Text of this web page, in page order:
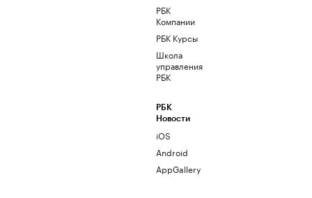
РБК
Компании
РБК Курсы
Школа
управления
РБК
РБК
Новости
iOS
Android
AppGallery